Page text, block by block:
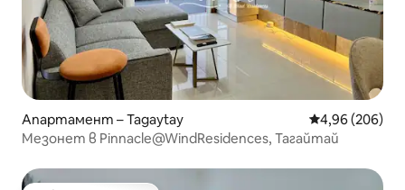
Апартамент – Tagaytay Средна
4,96 (206)
Мезонет в Pinnacle@WindResidences, Тагайтай